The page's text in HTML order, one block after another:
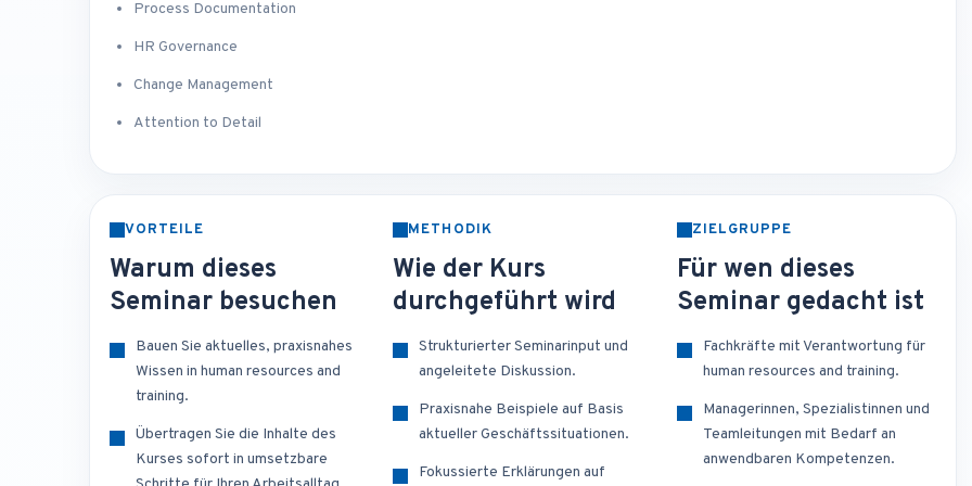
Process Documentation
HR Governance
Change Management
Attention to Detail
VORTEILE
Warum dieses
Seminar besuchen
Bauen Sie aktuelles, praxisnahes
Wissen in human resources and
training.
Übertragen Sie die Inhalte des
Kurses sofort in umsetzbare
METHODIK
Wie der Kurs
durchgeführt wird
Strukturierter Seminarinput und
angeleitete Diskussion.
Praxisnahe Beispiele auf Basis
aktueller Geschäftssituationen.
Fokussierte Erklärungen auf
ZIELGRUPPE
Für wen dieses
Seminar gedacht ist
Fachkräfte mit Verantwortung für
human resources and training.
Managerinnen, Spezialistinnen und
Teamleitungen mit Bedarf an
anwendbaren Kompetenzen.